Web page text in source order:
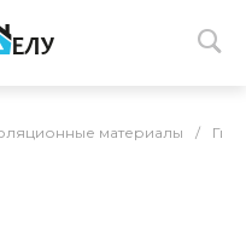
материалы /